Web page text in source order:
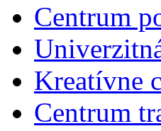
Centrum
Kreatívne
Centrum